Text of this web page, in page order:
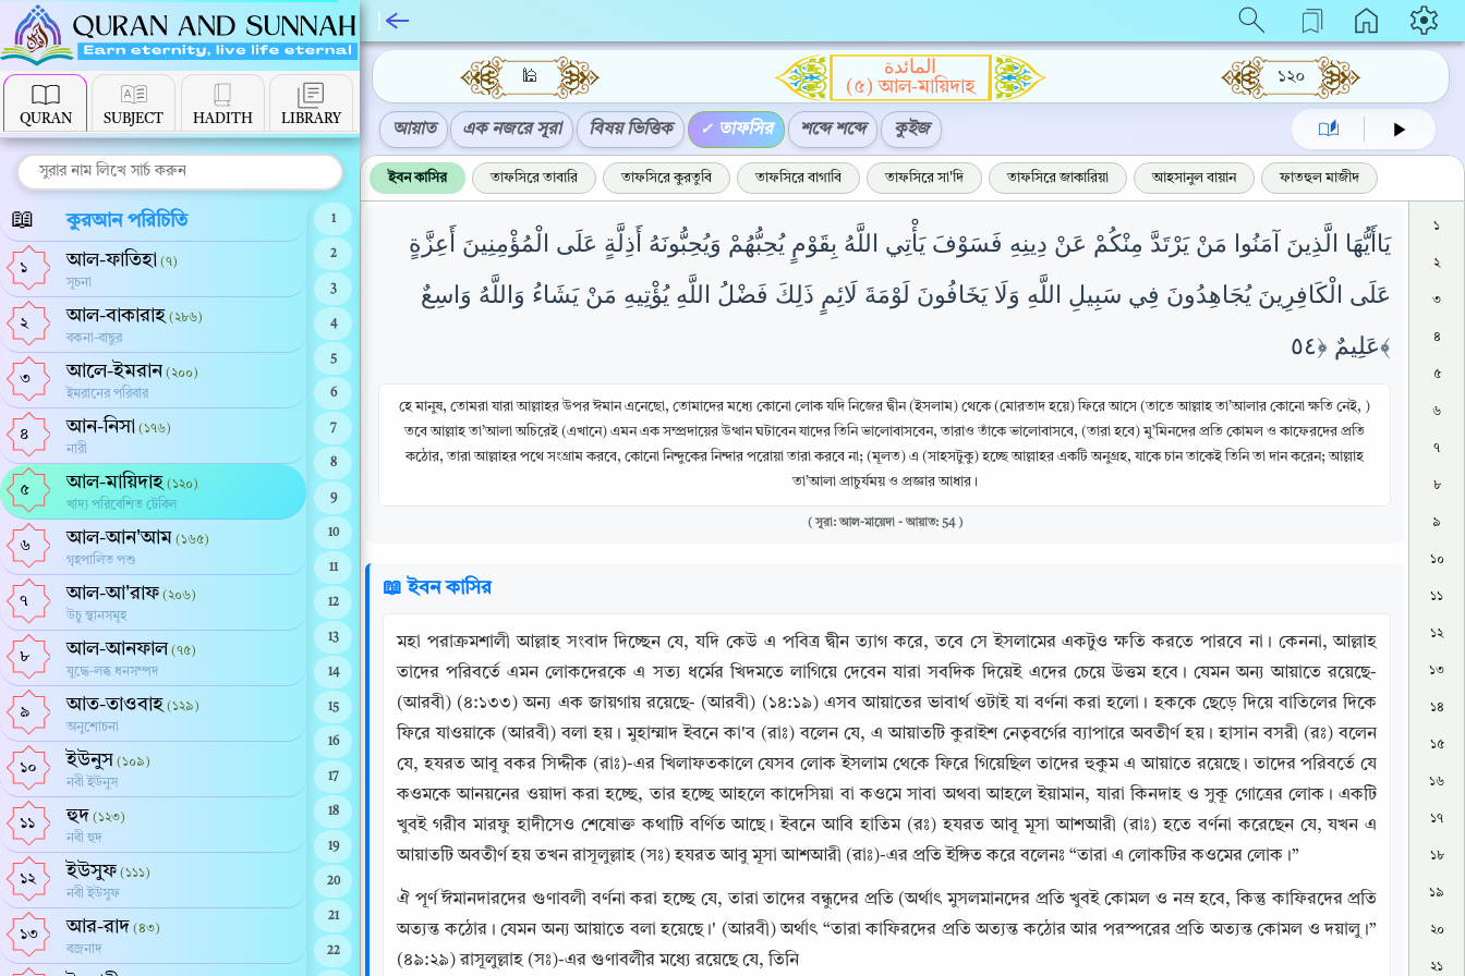
QURAN SUBJECT HADITH LIBRARY
📖 কুরআন পরিচিতি
১ আল-ফাতিহা (৭)
সূচনা
২ আল-বাকারাহ (২৮৬)
বকনা-বাছুর
৩ আলে-ইমরান (২০০)
ইমরানের পরিবার
৪ আন-নিসা (১৭৬)
নারী
৫ আল-মায়িদাহ (১২০)
খাদ্য পরিবেশিত টেবিল
৬ আল-আন'আম (১৬৫)
গৃহপালিত পশু
৭ আল-আ'রাফ (২০৬)
উচু স্থানসমূহ
৮ আল-আনফাল (৭৫)
যুদ্ধে-লব্ধ ধনসম্পদ
৯ আত-তাওবাহ (১২৯)
অনুশোচনা
১০ ইউনুস (১০৯)
নবী ইউনুস
১১ হুদ (১২৩)
নবী হুদ
১২ ইউসুফ (১১১)
নবী ইউসুফ
১৩ আর-রাদ (৪৩)
বজ্রনাদ
1
2
3
4
5
6
7
8
9
10
11
12
13
14
15
16
17
18
19
20
21
22
🕌
المائدة
(৫) আল-মায়িদাহ
১২০
আয়াত এক নজরে সূরা বিষয় ভিত্তিক তাফসির শব্দে শব্দে কুইজ
ইবন কাসির তাফসিরে তাবারি তাফসিরে কুরতুবি তাফসিরে বাগাবি তাফসিরে সা'দি তাফসিরে জাকারিয়া আহসানুল বায়ান ফাতহুল মাজীদ
يَاأَيُّهَا الَّذِينَ آمَنُوا مَنْ يَرْتَدَّ مِنْكُمْ عَنْ دِينِهِ فَسَوْفَ يَأْتِي اللَّهُ بِقَوْمٍ يُحِبُّهُمْ وَيُحِبُّونَهُ أَذِلَّةٍ عَلَى الْمُؤْمِنِينَ أَعِزَّةٍ
عَلَى الْكَافِرِينَ يُجَاهِدُونَ فِي سَبِيلِ اللَّهِ وَلَا يَخَافُونَ لَوْمَةَ لَائِمٍ ذَلِكَ فَضْلُ اللَّهِ يُؤْتِيهِ مَنْ يَشَاءُ وَاللَّهُ وَاسِعٌ
عَلِيمٌ ﴿٥٤﴾
হে মানুষ, তোমরা যারা আল্লাহর উপর ঈমান এনেছো, তোমাদের মধ্যে কোনো লোক যদি নিজের দ্বীন (ইসলাম) থেকে (মোরতাদ হয়ে) ফিরে আসে (তাতে আল্লাহ তা’আলার কোনো ক্ষতি নেই, )
তবে আল্লাহ তা’আলা অচিরেই (এখানে) এমন এক সম্প্রদায়ের উত্থান ঘটাবেন যাদের তিনি ভালোবাসবেন, তারাও তাঁকে ভালোবাসবে, (তারা হবে) মু’মিনদের প্রতি কোমল ও কাফেরদের প্রতি
কঠোর, তারা আল্লাহর পথে সংগ্রাম করবে, কোনো নিন্দুকের নিন্দার পরোয়া তারা করবে না; (মূলত) এ (সাহসটুকু) হচ্ছে আল্লাহর একটি অনুগ্রহ, যাকে চান তাকেই তিনি তা দান করেন; আল্লাহ
তা’আলা প্রাচুর্যময় ও প্রজ্ঞার আধার।
( সূরা: আল-মায়েদা - আয়াত: 54 )
📖 ইবন কাসির
মহা পরাক্রমশালী আল্লাহ সংবাদ দিচ্ছেন যে, যদি কেউ এ পবিত্র দ্বীন ত্যাগ করে, তবে সে ইসলামের একটুও ক্ষতি করতে পারবে না। কেননা, আল্লাহ
তাদের পরিবর্তে এমন লোকদেরকে এ সত্য ধর্মের খিদমতে লাগিয়ে দেবেন যারা সবদিক দিয়েই এদের চেয়ে উত্তম হবে। যেমন অন্য আয়াতে রয়েছে-
(আরবী) (৪:১৩৩) অন্য এক জায়গায় রয়েছে- (আরবী) (১৪:১৯) এসব আয়াতের ভাবার্থ ওটাই যা বর্ণনা করা হলো। হককে ছেড়ে দিয়ে বাতিলের দিকে
ফিরে যাওয়াকে (আরবী) বলা হয়। মুহাম্মাদ ইবনে কা'ব (রাঃ) বলেন যে, এ আয়াতটি কুরাইশ নেতৃবর্গের ব্যাপারে অবতীর্ণ হয়। হাসান বসরী (রঃ) বলেন
যে, হযরত আবূ বকর সিদ্দীক (রাঃ)-এর খিলাফতকালে যেসব লোক ইসলাম থেকে ফিরে গিয়েছিল তাদের হুকুম এ আয়াতে রয়েছে। তাদের পরিবর্তে যে
কওমকে আনয়নের ওয়াদা করা হচ্ছে, তার হচ্ছে আহলে কাদেসিয়া বা কওমে সাবা অথবা আহলে ইয়ামান, যারা কিনদাহ ও সুকূ গোত্রের লোক। একটি
খুবই গরীব মারফু হাদীসেও শেষোক্ত কথাটি বর্ণিত আছে। ইবনে আবি হাতিম (রঃ) হযরত আবূ মূসা আশআরী (রাঃ) হতে বর্ণনা করেছেন যে, যখন এ
আয়াতটি অবতীর্ণ হয় তখন রাসূলুল্লাহ (সঃ) হযরত আবু মূসা আশআরী (রাঃ)-এর প্রতি ইঙ্গিত করে বলেনঃ “তারা এ লোকটির কওমের লোক।”
ঐ পূর্ণ ঈমানদারদের গুণাবলী বর্ণনা করা হচ্ছে যে, তারা তাদের বন্ধুদের প্রতি (অর্থাৎ মুসলমানদের প্রতি খুবই কোমল ও নম্র হবে, কিন্তু কাফিরদের প্রতি
অত্যন্ত কঠোর। যেমন অন্য আয়াতে বলা হয়েছে।' (আরবী) অর্থাৎ “তারা কাফিরদের প্রতি অত্যন্ত কঠোর আর পরস্পরের প্রতি অত্যন্ত কোমল ও দয়ালু।”
(৪৯:২৯) রাসূলুল্লাহ (সঃ)-এর গুণাবলীর মধ্যে রয়েছে যে, তিনি
১
২
৩
৪
৫
৬
৭
৮
৯
১০
১১
১২
১৩
১৪
১৫
১৬
১৭
১৮
১৯
২০
২১
Copy